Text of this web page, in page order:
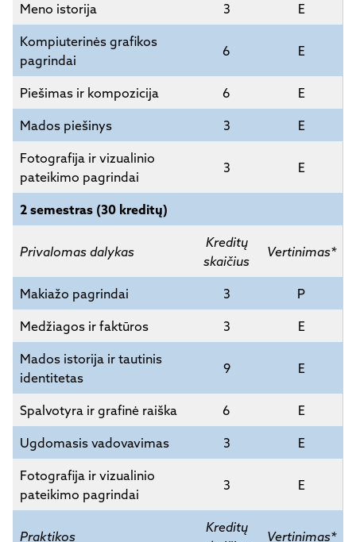
Meno istorija 3 E
Kompiuterinės grafikos
pagrindai
6 E
Piešimas ir kompozicija 6 E
Mados piešinys 3 E
Fotografija ir vizualinio
pateikimo pagrindai
3 E
2 semestras (30 kreditų)
Privalomas dalykas
Kreditų
skaičius
Vertinimas*
Makiažo pagrindai 3 P
Medžiagos ir faktūros 3 E
Mados istorija ir tautinis
identitetas
9 E
Spalvotyra ir grafinė raiška 6 E
Ugdomasis vadovavimas 3 E
Fotografija ir vizualinio
pateikimo pagrindai
3 E
Praktikos
Kreditų
Vertinimas*